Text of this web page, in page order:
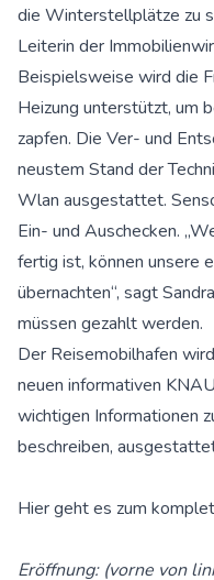
die Winterstellplätze zu
Leiterin der
Beispielsweise wird die
Heizung unterstützt, um
zapfen. Die Ver- und
neustem Stand der
Wlan ausgestattet.
Ein- und Auschecken.
fertig ist, können unsere
übernachten“, sagt
müssen gezahlt werden.
Der Reisemobilhafen
neuen informativen
wichtigen Informationen
beschreiben,
Hier geht es zum
Eröffnung: (vorne von